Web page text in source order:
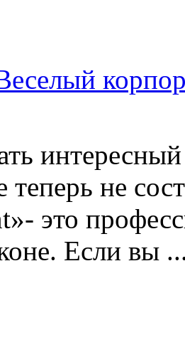
теперь не
это
Если вы